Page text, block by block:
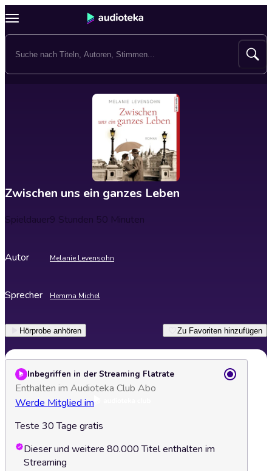
Zwischen uns ein ganzes Leben
Spieldauer9 Stunden 50 Minuten
Autor Melanie Levensohn
Sprecher Hemma Michel
Hörprobe anhören Zu Favoriten hinzufügen
Inbegriffen in der Streaming Flatrate
Enthalten im Audioteka Club Abo
Werde Mitglied im
Teste 30 Tage gratis
Dieser und weitere 80.000 Titel enthalten im
Streaming